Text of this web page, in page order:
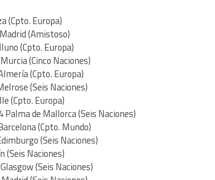
(Cpto. Europa)
(Amistoso)
(Cpto. Europa)
(Cinco Naciones)
(Cpto. Europa)
(Seis Naciones)
(Cpto. Europa)
de Mallorca (Seis Naciones)
(Cpto. Mundo)
(Seis Naciones)
(Seis Naciones)
(Seis Naciones)